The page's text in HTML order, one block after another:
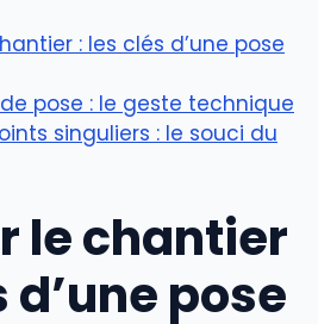
: les clés d’une pose
pose : le geste technique
singuliers : le souci du
le chantier
d’une pose